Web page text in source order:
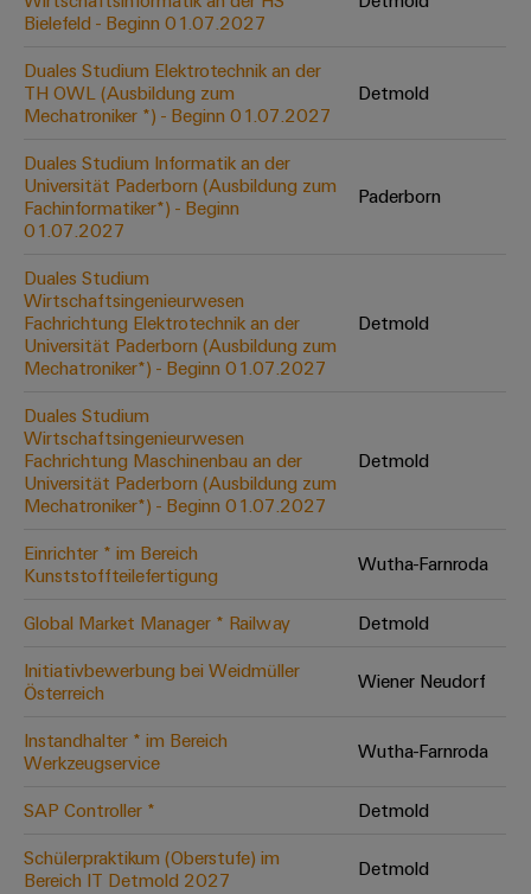
Abwasseraufbereitung
für
die
Wasser-
Abwasserindustrie
Wasserstoff
Wasserstoff
Schlüsseltechnologie
für
die
Energiewende
Effizienter
Betrieb
von
Windparks
Werkzeuge
Automaten
Software
Markierer
Industriedrucker
Cabinet
Infrastructure
Assemblierungsservice
Bestückte
Klemmenleisten
Modifizierte
und
bestückte
Kundenspezifische
Kabelkonfektionierung
Praxisnahe
Bielefeld - Beginn 01.07.2027
Duales Studium Elektrotechnik an der
TH OWL (Ausbildung zum
Mechatroniker *) - Beginn 01.07.2027
Detmold
Duales Studium Informatik an der
Universität Paderborn (Ausbildung zum
Fachinformatiker*) - Beginn
01.07.2027
Paderborn
Duales Studium
Wirtschaftsingenieurwesen
Fachrichtung Elektrotechnik an der
Universität Paderborn (Ausbildung zum
Mechatroniker*) - Beginn 01.07.2027
Detmold
Duales Studium
Wirtschaftsingenieurwesen
Fachrichtung Maschinenbau an der
Universität Paderborn (Ausbildung zum
Mechatroniker*) - Beginn 01.07.2027
Detmold
Einrichter * im Bereich
Kunststoffteilefertigung
Wutha-Farnroda
Global Market Manager * Railway
Detmold
Initiativbewerbung bei Weidmüller
Österreich
Wiener Neudorf
Instandhalter * im Bereich
Werkzeugservice
Wutha-Farnroda
SAP Controller *
Detmold
Schülerpraktikum (Oberstufe) im
Bereich IT Detmold 2027
Detmold